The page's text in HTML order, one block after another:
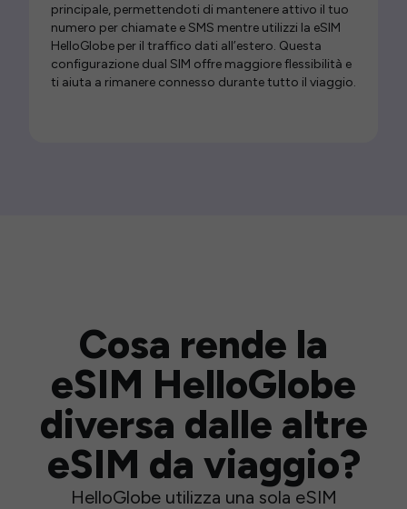
principale, permettendoti di mantenere attivo il tuo
numero per chiamate e SMS mentre utilizzi la eSIM
HelloGlobe per il traffico dati all’estero. Questa
configurazione dual SIM offre maggiore flessibilità e
ti aiuta a rimanere connesso durante tutto il viaggio.
Cosa rende la
eSIM HelloGlobe
diversa dalle altre
eSIM da viaggio?
HelloGlobe utilizza una sola eSIM